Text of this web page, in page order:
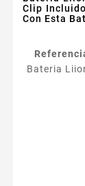
Clip
Con Esta
Bateria
Clip
Con Esta
para